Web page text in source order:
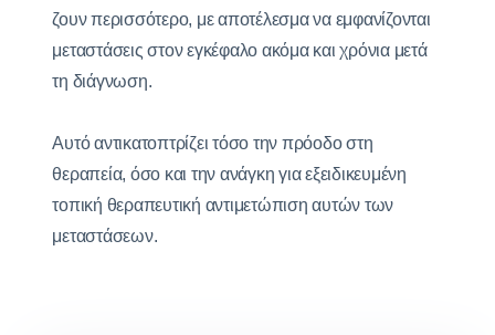
ζουν περισσότερο, με αποτέλεσμα να εμφανίζονται
μεταστάσεις στον εγκέφαλο ακόμα και χρόνια μετά
τη διάγνωση.
Αυτό αντικατοπτρίζει τόσο την πρόοδο στη
θεραπεία, όσο και την ανάγκη για εξειδικευμένη
τοπική θεραπευτική αντιμετώπιση αυτών των
μεταστάσεων.